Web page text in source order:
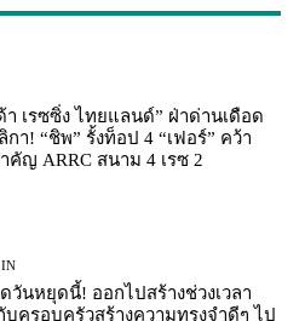
า เรซซิ่ง ไทยแลนด์” ฝ่าด่านเดือด
กา! “ชิพ” รั้งท็อป 4 “เฟอร์” คว้า
คัญ ARRC สนาม 4 เรซ 2
IN
วันหยุดนี้! ออกไปสร้างช่วงเวลา
บครอบครัวสร้างความทรงจำดีๆ ไป